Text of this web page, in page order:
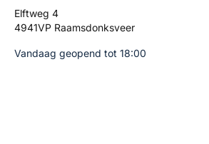
Elftweg 4
4941VP Raamsdonksveer
Vandaag geopend tot 18:00